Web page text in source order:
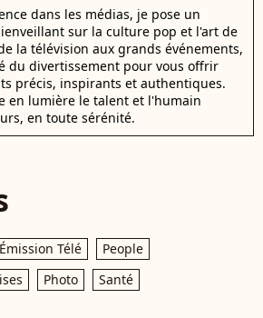
dans les médias, je pose un
sur la culture pop et l'art de
la télévision aux grands événements,
du divertissement pour vous offrir
précis, inspirants et authentiques.
en lumière le talent et l'humain
en toute sérénité.
Émission Télé
People
Photo Santé